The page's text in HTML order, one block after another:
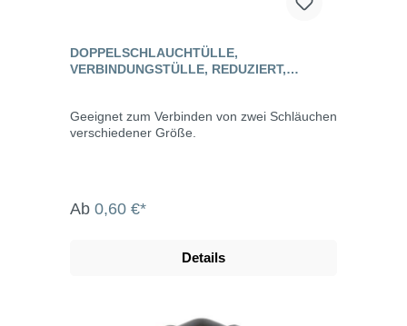
DOPPELSCHLAUCHTÜLLE,
VERBINDUNGSTÜLLE, REDUZIERT,
Geeignet zum Verbinden von zwei Schläuchen
verschiedener Größe.
Ab 0,60 €*
Details